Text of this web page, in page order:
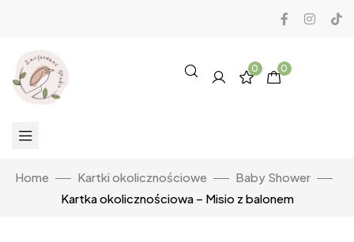
0 0
Home Kartki okolicznościowe
Baby Shower
Kartka okolicznościowa – Misio z balonem